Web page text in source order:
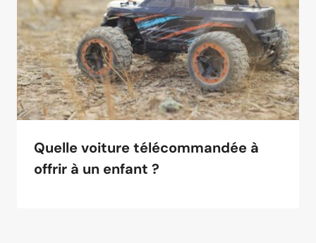
Quelle voiture télécommandée à
offrir à un enfant ?